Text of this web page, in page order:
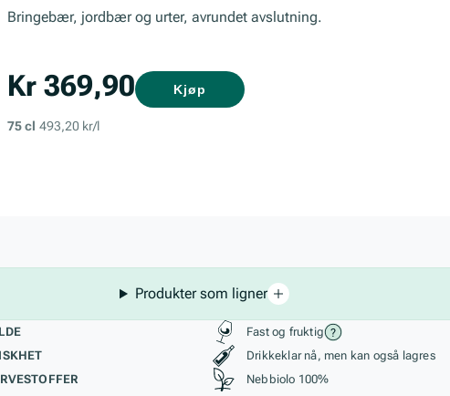
Bringebær, jordbær og urter, avrundet avslutning.
Kr 369,90
75 cl 493,20 kr/l
Kjøp
Produkter som ligner
Stil, lagring og råstoff
Fast og fruktig
Drikkeklar nå, men kan også lagres
Nebbiolo 100%